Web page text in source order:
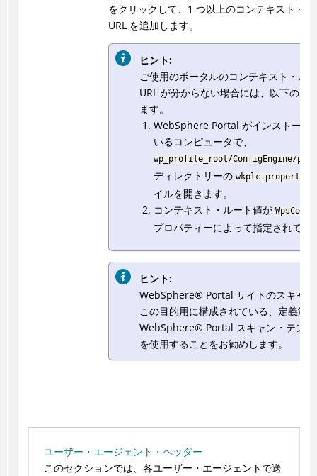
をクリックして、1 つ以上のコンテキスト・
URL を追加します。
ヒント:
ご使用のポータルのコンテキスト・ル
URL が分からない場合には、以下のよ
ます。
WebSphere Portal がインストール
いるコンピュータで、
wp_profile_root/ConfigEngine/
ディレクトリーの wkplc.properties
イルを開きます。
コンテキスト・ルート値が
プロパティーによって指定されてい
ヒント:
WebSphere® Portal サイトのスキャ
この目的用に構成されている、定義済
WebSphere® Portal スキャン・テン
を使用することをお勧めします。
ユーザー・エージェント・ヘッダー
このセクションでは、各ユーザー・エージェントで送